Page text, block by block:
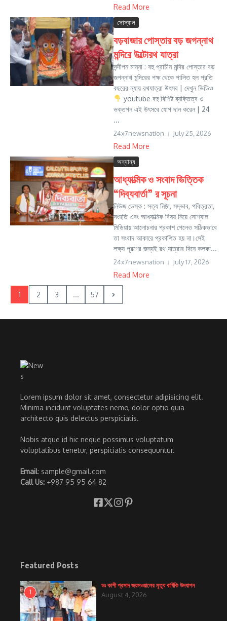
Read More
সোস্যাল
বড়বাজার পোস্তার বড় জগন্নাথ
মন্দিরে উল্টোরথ যাত্রা
সন্দীপন মান্না : বহু প্রাচীন মন্দির পোস্তার বড়
জগন্নাথ মন্দিরের পক্ষ থেকে পালিত হল প্রতি
বছরের ন্যায় রথযাত্রা উৎসব | দেখুন ভিডিও
youtube বহু বিশিষ্ট ব্যক্তিত্ব ও
ভক্তগন এই উৎসবে যোগ দান করেন | 24
...
24x7newsnation July 25, 2026
Read More
অন্যান্য
আধ্যাত্মিক ও সংবাদ ভিত্তিক
“দিব্যবার্তা” র সূচনা
নিউজ ডেস্ক : সত্য নিষ্ঠা, সদ্ভাব, পবিত্রতা,
সংহতি এবং আধ্যাত্মিক বিষয় নিয়ে সোশ্যাল
মিডিয়ায় আলোচনার প্রকাশ পেলেও সঠিকভাবে
তা সংবাদ আকারে প্রকাশিত হয় না।সেই
লক্ষ্য পূরণের জন্যই রথ যাত্রার দিনে কলকা...
24x7newsnation July 17, 2026
Read More
1 2 3 ... 57
Lorem ipsum dolor sit amet, consectetur adipisicing elit.
Minima incidunt voluptates nemo, dolor optio quia
architecto quis delectus perspiciatis.
Nobis atque id hic neque possimus voluptatum
voluptatibus tenetur, perspiciatis consequuntur.
Email: sample@gmail.com
Call Us: +987 95 95 64 82
Featured Posts
1
ডঃ কাশী প্রসাদ জয়সওয়ালের মৃত্যু বার্ষিকি উদযাপন
August 4, 2026